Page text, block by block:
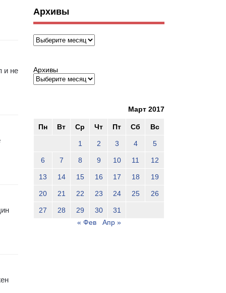
и не
Архивы
Архивы
Архивы
Март 2017
Пн Вт Ср Чт Пт Сб Вс
1 2 3 4 5
6 7 8 9 10 11 12
13 14 15 16 17 18 19
20 21 22 23 24 25 26
27 28 29 30
31
« Фев
Апр »